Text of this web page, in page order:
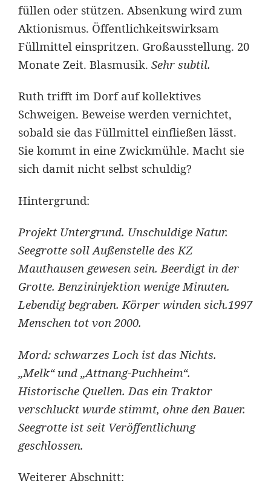
füllen oder stützen. Absenkung wird zum
Aktionismus. Öffentlichkeitswirksam
Füllmittel einspritzen. Großausstellung. 20
Monate Zeit. Blasmusik. Sehr subtil.
Ruth trifft im Dorf auf kollektives
Schweigen. Beweise werden vernichtet,
sobald sie das Füllmittel einfließen lässt.
Sie kommt in eine Zwickmühle. Macht sie
sich damit nicht selbst schuldig?
Hintergrund:
Projekt Untergrund. Unschuldige Natur.
Seegrotte sollAußenstelle des KZ
Mauthausen gewesen sein. Beerdigt in der
Grotte. Benzininjektion wenige Minuten.
Lebendig begraben. Körper winden sich.1997
Menschen tot von 2000.
Mord: schwarzes Loch ist das Nichts.
„Melk“ und „Attnang-Puchheim“.
Historische Quellen. Das ein Traktor
verschluckt wurde stimmt, ohne den Bauer.
Seegrotte ist seit Veröffentlichung
geschlossen.
Weiterer Abschnitt: